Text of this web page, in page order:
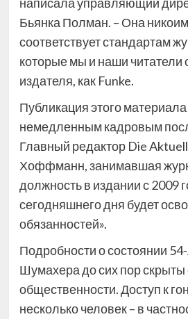
Бьянка Полман. – Она
соответствует стандартам
которые мы и наши читатели
издателя, как Funke.
Публикация этого
немедленным кадровым
Главный редактор Die
Хоффманн, занимавшая
должность в издании с 2009
сегодняшнего дня будет
обязанностей».
Подробности о состоянии
Шумахера до сих пор скрыты
общественности. Доступ к
несколько человек – в